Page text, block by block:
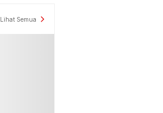
Lihat Semua